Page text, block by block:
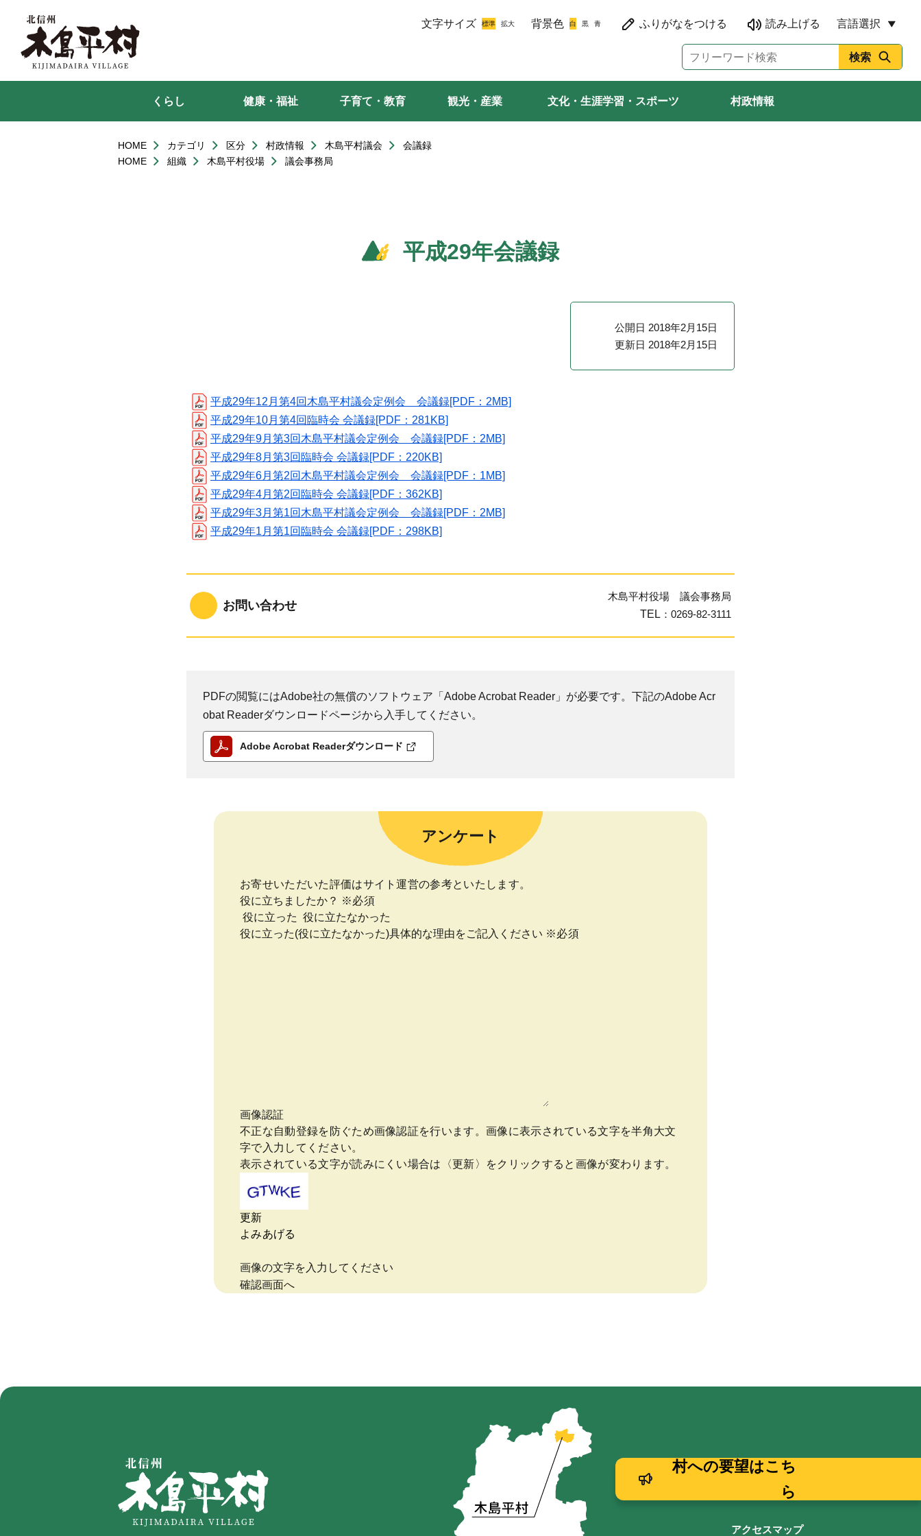
文字サイズ 背景色 言語選択
くらし 健康・福祉 子育て・教育 観光・産業 文化・生涯学習・スポーツ 村政情報
HOME カテゴリ 区分 村政情報 木島平村議会
会議録
HOME
組織 木島平村役場 議会事務局
平成29年会議録
公開日 2018年2月15日
更新日 2018年2月15日
平成29年12月第4回木島平村議会定例会 会議録[PDF：2MB]
平成29年10月第4回臨時会 会議録[PDF：281KB]
平成29年9月第3回木島平村議会定例会 会議録[PDF：2MB]
平成29年8月第3回臨時会 会議録[PDF：220KB]
平成29年6月第2回木島平村議会定例会 会議録[PDF：1MB]
平成29年4月第2回臨時会 会議録[PDF：362KB]
平成29年3月第1回木島平村議会定例会 会議録[PDF：2MB]
平成29年1月第1回臨時会 会議録[PDF：298KB]
お問い合わせ
木島平村役場 議会事務局
TEL ：0269-82-3111
PDFの閲覧にはAdobe社の無償のソフトウェア「Adobe Acrobat Reader」が必要です。下記のAdobe Acr
obat Readerダウンロードページから入手してください。
Adobe Acrobat Readerダウンロード
アンケート
村への要望はこち
ら
アクセスマップ